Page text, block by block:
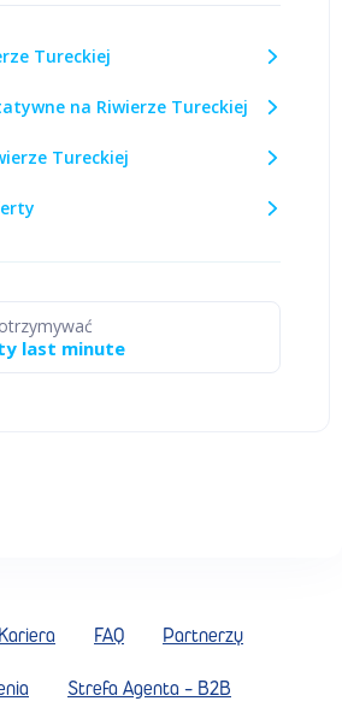
Tureckiej
na Riwierze Tureckiej
Tureckiej
last minute
Kariera FAQ Partnerzy
Strefa Agenta - B2B